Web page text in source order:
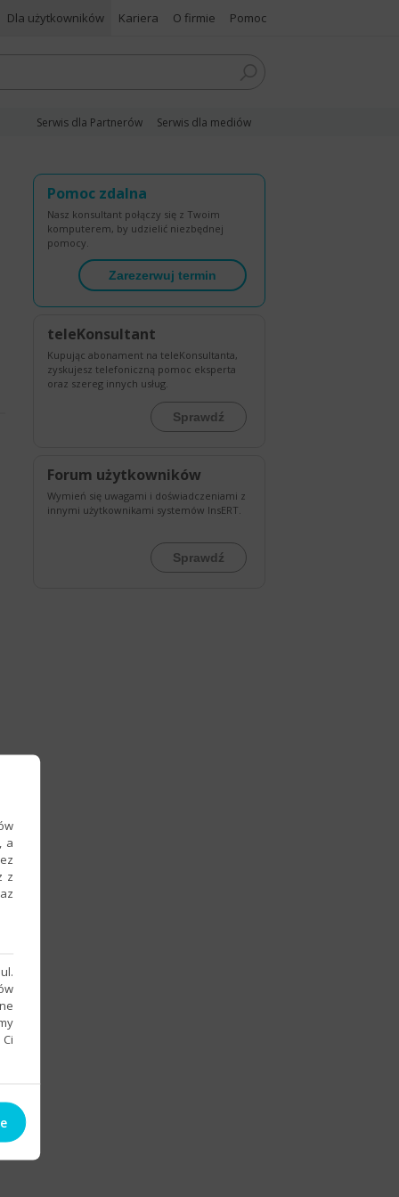
Dla użytkowników Kariera O firmie Pomoc
Serwis dla Partnerów Serwis dla mediów
Pomoc zdalna
Nasz konsultant połączy się z Twoim
komputerem, by udzielić niezbędnej
pomocy.
Zarezerwuj termin
teleKonsultant
Kupując abonament na teleKonsultanta,
zyskujesz telefoniczną pomoc eksperta
oraz szereg innych usług.
Sprawdź
Forum użytkowników
Wymień się uwagami i doświadczeniami z
innymi użytkownikami systemów InsERT.
Sprawdź
a
z